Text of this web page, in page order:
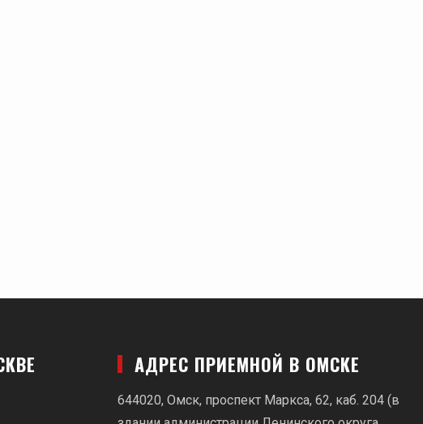
АДРЕС ПРИЕМНОЙ В ОМСКЕ
644020, Омск, проспект Маркса, 62, каб. 204 (в